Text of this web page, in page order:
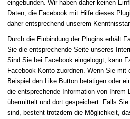
eingebunden. Wir haben daher keinen
Daten, die Facebook mit Hilfe dieses
daher entsprechend unserem
Durch die Einbindung der Plugins erhält
Sie die entsprechende Seite unseres
Sind Sie bei Facebook eingeloggt, kann
Facebook-Konto zuordnen. Wenn Sie mit
Beispiel den Like Button betätigen oder
die entsprechende Information von Ihrem
übermittelt und dort gespeichert. Falls
sind, besteht trotzdem die Möglichkeit,